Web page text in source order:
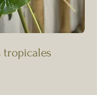
tropicales